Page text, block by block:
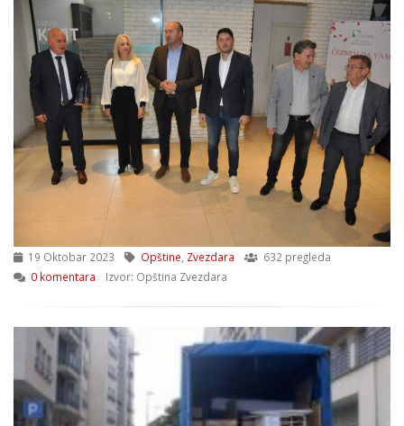
19 Oktobar 2023 Opštine, Zvezdara
632 pregleda
0 komentara
Izvor: Opština Zvezdara